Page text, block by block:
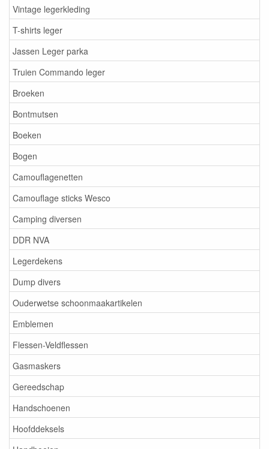
Vintage legerkleding
T-shirts leger
Jassen Leger parka
Truien Commando leger
Broeken
Bontmutsen
Boeken
Bogen
Camouflagenetten
Camouflage sticks Wesco
Camping diversen
DDR NVA
Legerdekens
Dump divers
Ouderwetse schoonmaakartikelen
Emblemen
Flessen-Veldflessen
Gasmaskers
Gereedschap
Handschoenen
Hoofddeksels